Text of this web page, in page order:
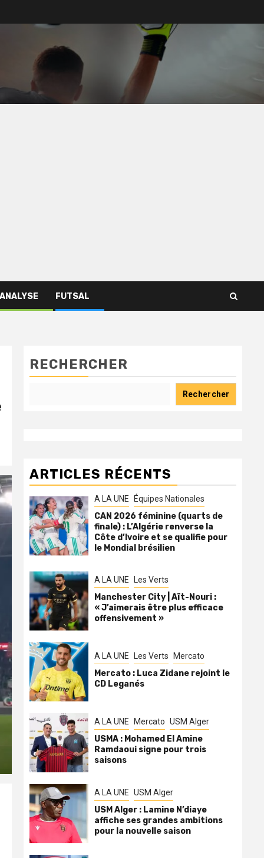
FUTSAL
RECHERCHER
Rechercher
ARTICLES RÉCENTS
A LA UNE Équipes Nationales
CAN 2026 féminine (quarts de
finale) : L’Algérie renverse la
Côte d’Ivoire et se qualifie pour
le Mondial brésilien
A LA UNE Les Verts
Manchester City | Aït-Nouri :
« J’aimerais être plus efficace
offensivement »
A LA UNE Les Verts Mercato
Mercato : Luca Zidane rejoint le
CD Leganés
A LA UNE Mercato USM Alger
USMA : Mohamed El Amine
Ramdaoui signe pour trois
saisons
A LA UNE USM Alger
USM Alger : Lamine N’diaye
affiche ses grandes ambitions
pour la nouvelle saison